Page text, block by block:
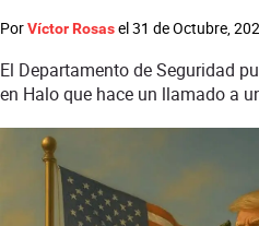
PorVíctor Rosasel31 de Octubre,
El Departamento de Seguridad
en Halo que hace un llamado a